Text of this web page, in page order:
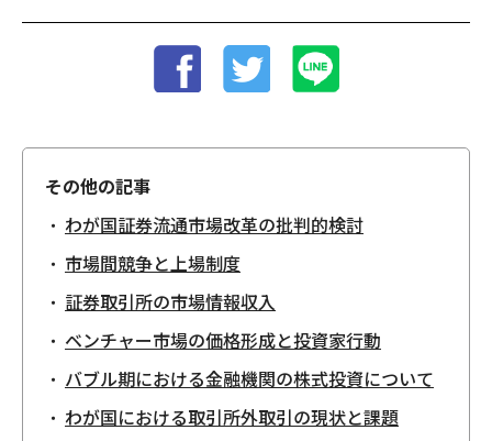
その他の記事
わが国証券流通市場改革の批判的検討
市場間競争と上場制度
証券取引所の市場情報収入
ベンチャー市場の価格形成と投資家行動
バブル期における金融機関の株式投資について
わが国における取引所外取引の現状と課題